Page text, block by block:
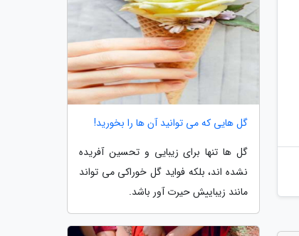
گل هایی که می توانید آن ها را بخورید!
گل ها تنها برای زیبایی و تحسین آفریده
نشده اند، بلکه فواید گل خوراکی می تواند
مانند زیباییش حیرت آور باشد.